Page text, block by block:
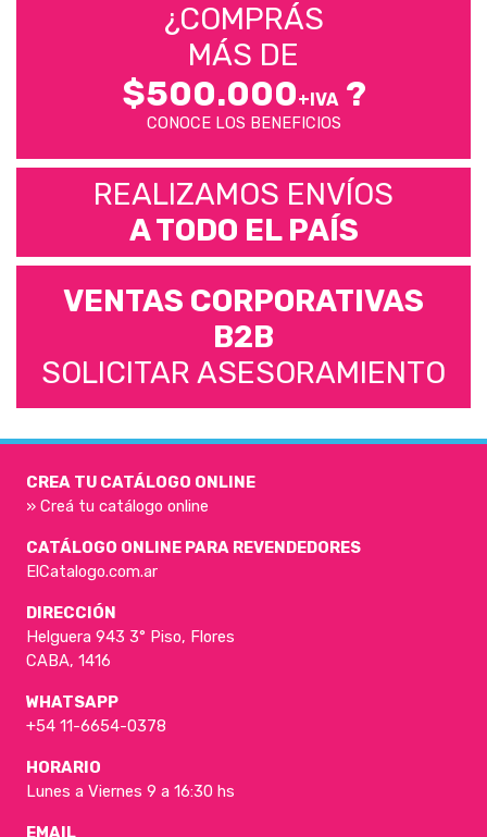
¿COMPRÁS
MÁS DE
$500.000+IVA?
CONOCE LOS BENEFICIOS
REALIZAMOS ENVÍOS
A TODO EL PAÍS
VENTAS CORPORATIVAS
B2B
SOLICITAR ASESORAMIENTO
CREA TU CATÁLOGO ONLINE
» Creá tu catálogo online
CATÁLOGO ONLINE PARA REVENDEDORES
ElCatalogo.com.ar
DIRECCIÓN
Helguera 943 3° Piso, Flores
CABA, 1416
WHATSAPP
+54 11-6654-0378
HORARIO
Lunes a Viernes 9 a 16:30 hs
EMAIL